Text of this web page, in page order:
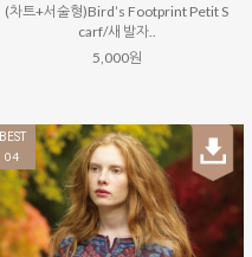
(차트+서술형)Bird’s Footprint Petit S
carf/새 발자..
5,000원
BEST
04